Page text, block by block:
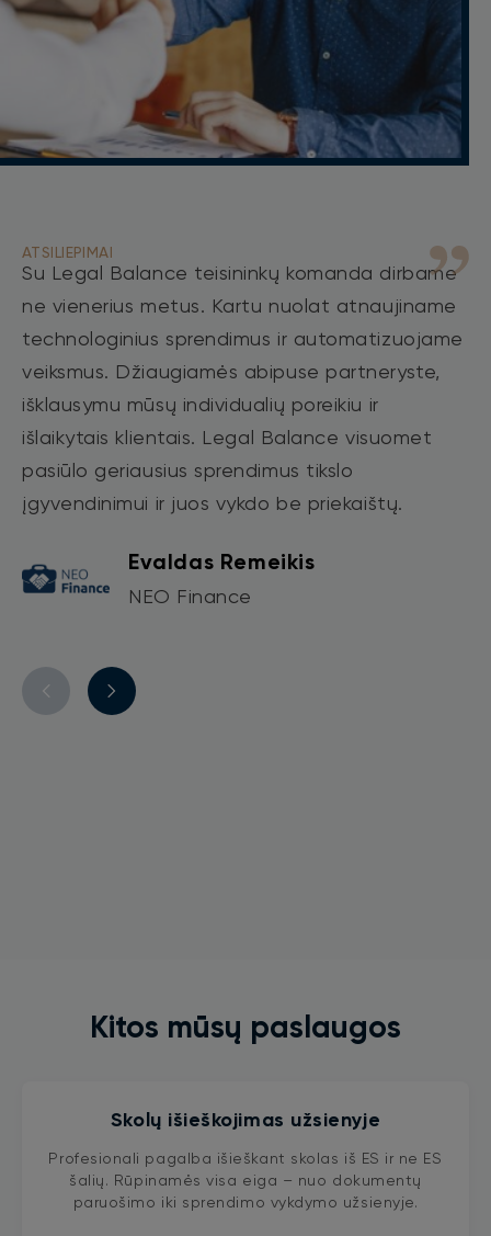
ATSILIEPIMAI
Su Legal Balance teisininkų komanda dirbame
ne vienerius metus. Kartu nuolat atnaujiname
technologinius sprendimus ir automatizuojame
veiksmus. Džiaugiamės abipuse partneryste,
išklausymu mūsų individualių poreikiu ir
išlaikytais klientais. Legal Balance visuomet
pasiūlo geriausius sprendimus tikslo
įgyvendinimui ir juos vykdo be priekaištų.
Evaldas Remeikis
NEO Finance
Kitos mūsų paslaugos
Skolų išieškojimas užsienyje
Profesionali pagalba išieškant skolas iš ES ir ne ES
šalių. Rūpinamės visa eiga – nuo dokumentų
paruošimo iki sprendimo vykdymo užsienyje.